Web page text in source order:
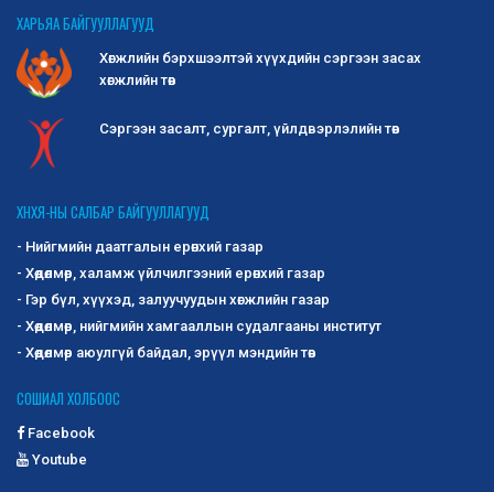
ХАРЬЯА БАЙГУУЛЛАГУУД
Хөгжлийн бэрхшээлтэй хүүхдийн сэргээн засах
хөгжлийн төв
Сэргээн засалт, сургалт, үйлдвэрлэлийн төв
ХНХЯ-НЫ САЛБАР БАЙГУУЛЛАГУУД
- Нийгмийн даатгалын ерөнхий газар
- Хөдөлмөр, халамж үйлчилгээний ерөнхий газар
- Гэр бүл, хүүхэд, залуучуудын хөгжлийн газар
- Хөдөлмөр, нийгмийн хамгааллын судалгааны институт
- Хөдөлмөр аюулгүй байдал, эрүүл мэндийн төв
СОШИАЛ ХОЛБООС
Facebook
Youtube